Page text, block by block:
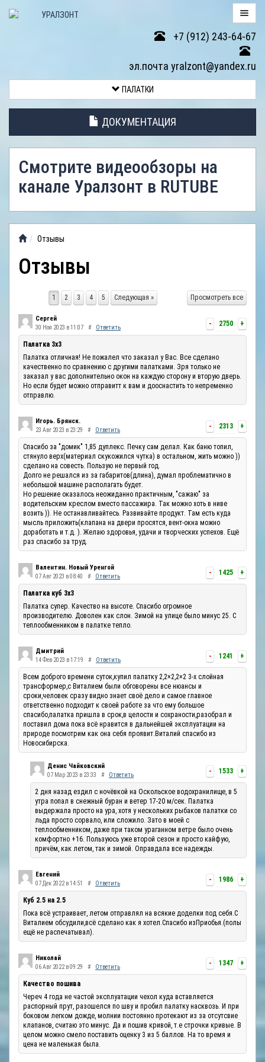
+7 (912) 243-64-67
эл.почта yralzont@yandex.ru
ТОВАРА
ПАЛАТОК
АНТИДОЖДЕВЫЕ
ТЕНТЫ
ВИДЕООБЗОР
ОТЗЫВЫ
ПАЛАТКИ
ДОКУМЕНТАЦИЯ
Смотрите видеообзоры на
канале Уралзонт в RUTUBE
Отзывы
Отзывы
Просмотреть все
1 2 3 4 5 Следующая »
- 2750 +
Сергей
30 Ноя 2023 в 11:07 # Ответить
Палатка 3х3
Палатка отличная! Не пожалел что заказал у Вас. Все сделано
качественно по сравнению с другими палатками. Зря только не
заказал у вас дополнительно окон на каждую сторону и вторую дверь.
Но если будет можно отправитт к вам и дооснастить то непременно
отправлю.
- 2313 +
Игорь. Брянск.
23 Авг 2023 в 23:29 # Ответить
Спасибо за "домик" 1,85 дуплекс. Печку сам делал. Как баню топил,
стянуло верх(материал скукожился чутка) в остальном, жить можно ))
сделано на совесть. Пользую не первый год.
Долго не решался из за габаритов(длина), думал проблематично в
небольшой машине располагать будет.
Но решение оказалось неожиданно практичным, "сажаю" за
водительским креслом вместо пассажира. Так можно хоть в ниве
возить )). Не останавливайтесь. Развивайте продукт. Там есть куда
мысль приложить(клапана на двери просятся, вент-окна можно
доработать и т.д. ). Желаю здоровья, удачи и творческих успехов. Ещё
раз спасибо за труд.
- 1425 +
Валентин. Новый Уренгой
07 Авг 2023 в 08:40 # Ответить
Палатка куб 3х3
Палатка супер. Качество на высоте. Спасибо огромное
производителю. Доволен как слон. Зимой на улице было минус 25. С
теплообменником в палатке тепло.
- 1241 +
Дмитрий
14 Фев 2023 в 17:19 # Ответить
Всем доброго времени суток,купил палатку 2,2×2,2×2 3-х слойная
трансформер,с Виталием были обговорены все нюансы и
сроки,человек сразу видно знает своё дело и самое главное
ответственно подходит к своей работе за что ему большое
спасибо,палатка пришла в срок,в целости и сохраности,разобрал и
поставил дома пока всё нравится в дальнейшей эксплуатации на
природе посмотрим как она себя проявит.Виталий спасибо из
Новосибирска.
- 1533 +
Денис Чайковский
07 Мар 2023 в 23:33 # Ответить
2 дня назад ездил с ночёвкой на Оскольское водохранилище, в 5
утра попал в снежный буран и ветер 17-20 м/сек. Палатка
выдержала просто на ура, хотя у нескольких рыбаков палатки со
льда просто сорвало, или сложило. Зато в моей с
теплообменником, даже при таком ураганном ветре было очень
комфортно +16. Пользуюсь уже второй сезон и просто кайфую,
причём, как летом, так и зимой. Оправдала все надежды.
- 1986 +
Евгений
07 Дек 2022 в 14:51 # Ответить
Куб 2.5 на 2.5
Пока всё устраивает, летом отправлял на всякие доделки под себя.С
Виталием обсудили,всё сделано как я хотел.Спасибо изПриобья.(полы
ещё не распечатывал).
- 1347 +
Николай
06 Авг 2022 в 09:29 # Ответить
Качество пошива
Череч 4 года не частой эксплуатации чехол куда вставляется
распорный прут, разошелся по шву и пробил палатку насквозь. И при
боковом легком дожде, молнии постоянно протекают из за отсутсвие
клапанов, считаю это минус. Да и пошив кривой, т.е строчки кривые. В
целом можно смело поставить оценку 3 из 5 баллов. На то время и
цена не маленькая была.